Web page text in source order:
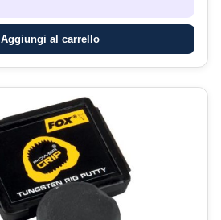
Aggiungi al carrello